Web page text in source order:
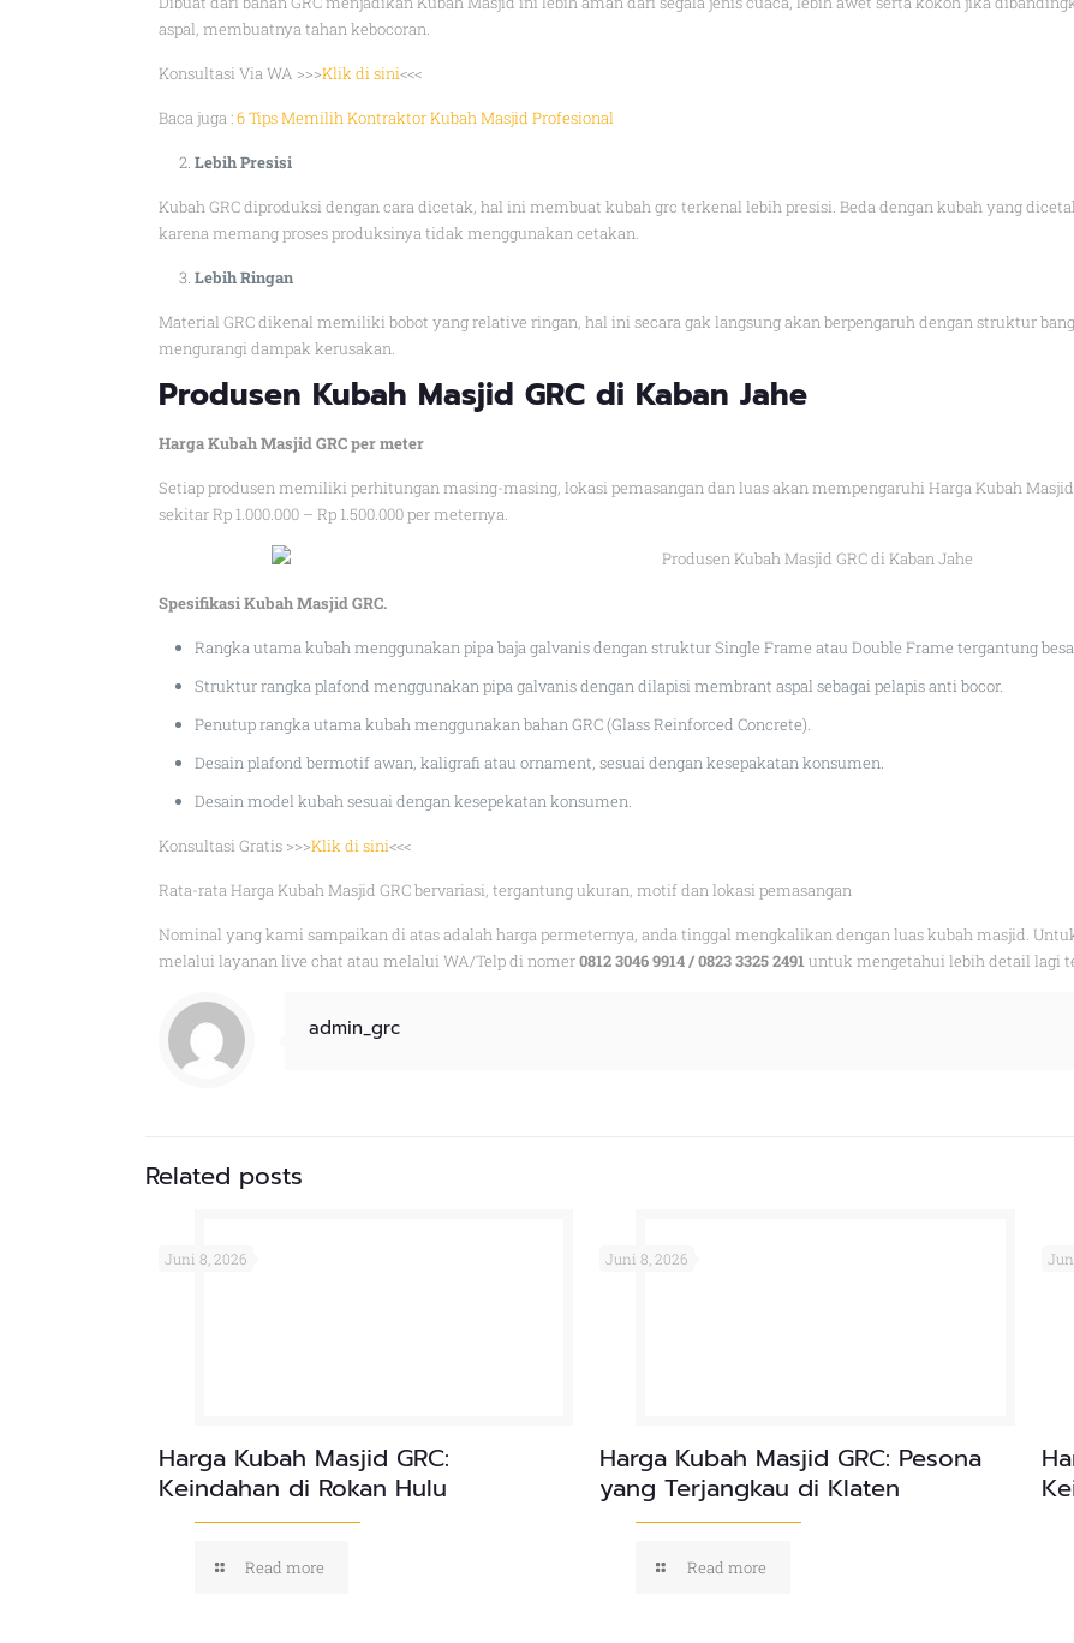
aspal, membuatnya tahan kebocoran.
Konsultasi Via WA >>>Klik di sini<<<
Baca juga :6 Tips Memilih Kontraktor Kubah Masjid Profesional
Lebih Presisi
Kubah GRC diproduksi dengan cara dicetak, hal ini membuat kubah grc terkenal lebih presisi. Beda dengan kubah yang
karena memang proses produksinya tidak menggunakan cetakan.
Lebih Ringan
Material GRC dikenal memiliki bobot yang relative ringan, hal ini secara gak langsung akan berpengaruh dengan struktur
mengurangi dampak kerusakan.
Produsen Kubah Masjid GRC di Kaban Jahe
Harga Kubah Masjid GRC per meter
Setiap produsen memiliki perhitungan masing-masing, lokasi pemasangan dan luas akan mempengaruhi Harga Kubah
sekitar Rp 1.000.000 – Rp 1.500.000 per meternya.
Spesifikasi Kubah Masjid GRC.
Rangka utama kubah menggunakan pipa baja galvanis dengan struktur Single Frame atau Double Frame tergantung
Struktur rangka plafond menggunakan pipa galvanis dengan dilapisi membrant aspal sebagai pelapis anti bocor.
Penutup rangka utama kubah menggunakan bahan GRC (Glass Reinforced Concrete).
Desain plafond bermotif awan, kaligrafi atau ornament, sesuai dengan kesepakatan konsumen.
Desain model kubah sesuai dengan kesepekatan konsumen.
Konsultasi Gratis >>>Klik di sini<<<
Rata-rata Harga Kubah Masjid GRC bervariasi, tergantung ukuran, motif dan lokasi pemasangan
Nominal yang kami sampaikan di atas adalah harga permeternya, anda tinggal mengkalikan dengan luas kubah masjid.
melalui layanan live chat atau melalui WA/Telp di nomer0812 3046 9914 / 0823 3325 2491untuk mengetahui lebih detail lagi
admin_grc
Related posts
Juni 8, 2026
Harga Kubah Masjid GRC:
Keindahan di Rokan Hulu
Read more
Juni 8, 2026
Harga Kubah Masjid GRC: Pesona
yang Terjangkau di Klaten
Read more